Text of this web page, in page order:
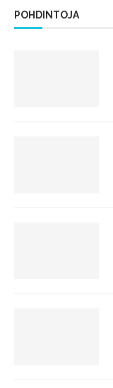
POHDINTOJA